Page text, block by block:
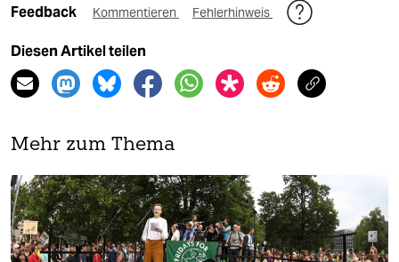
Feedback Kommentieren Fehlerhinweis
Diesen Artikel teilen
Mehr zum Thema